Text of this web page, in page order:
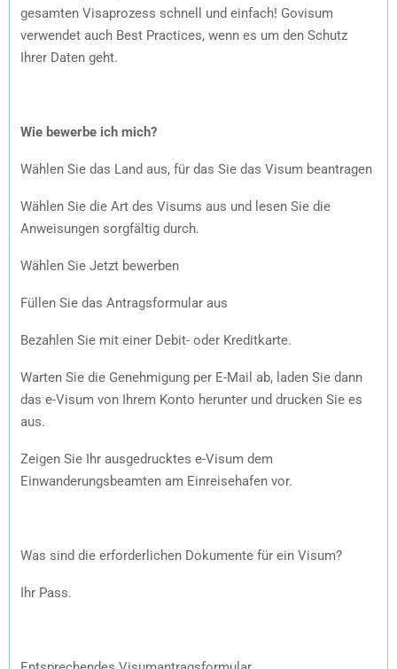
gesamten Visaprozess schnell und einfach! Govisum
verwendet auch Best Practices, wenn es um den Schutz
Ihrer Daten geht.
Wie bewerbe ich mich?
Wählen Sie das Land aus, für das Sie das Visum beantragen
Wählen Sie die Art des Visums aus und lesen Sie die
Anweisungen sorgfältig durch.
Wählen Sie Jetzt bewerben
Füllen Sie das Antragsformular aus
Bezahlen Sie mit einer Debit- oder Kreditkarte.
Warten Sie die Genehmigung per E-Mail ab, laden Sie dann
das e-Visum von Ihrem Konto herunter und drucken Sie es
aus.
Zeigen Sie Ihr ausgedrucktes e-Visum dem
Einwanderungsbeamten am Einreisehafen vor.
Was sind die erforderlichen Dokumente für ein Visum?
Ihr Pass.